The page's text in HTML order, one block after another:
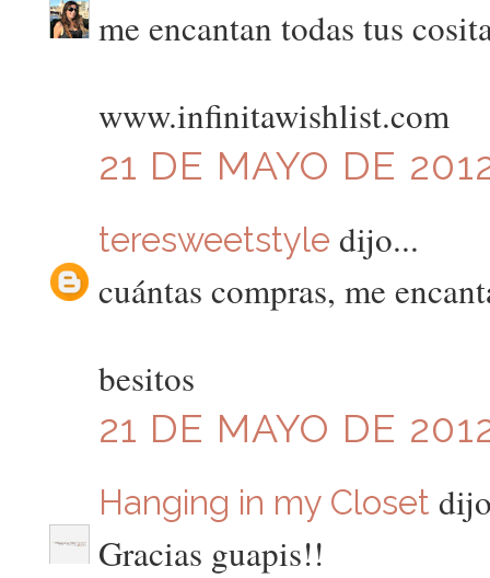
me encantan todas tus
www.infinitawishlist.com
21 DE MAYO DE
teresweetstyle dijo...
cuántas compras, me
besitos
21 DE MAYO DE
Hanging in my Closet
Gracias guapis!!